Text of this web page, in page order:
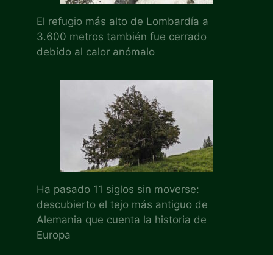
El refugio más alto de Lombardía a
3.600 metros también fue cerrado
debido al calor anómalo
Ha pasado 11 siglos sin moverse:
descubierto el tejo más antiguo de
Alemania que cuenta la historia de
Europa